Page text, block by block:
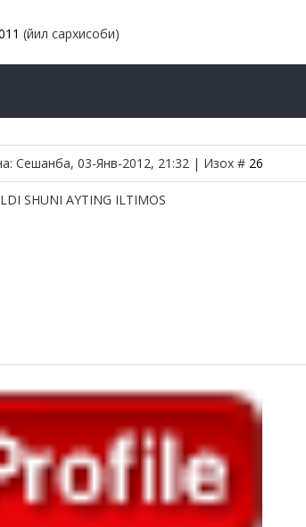
(йил сархисоби)
Сешанба, 03-Янв-2012, 21:32 | Изох # 26
SHUNI AYTING ILTIMOS